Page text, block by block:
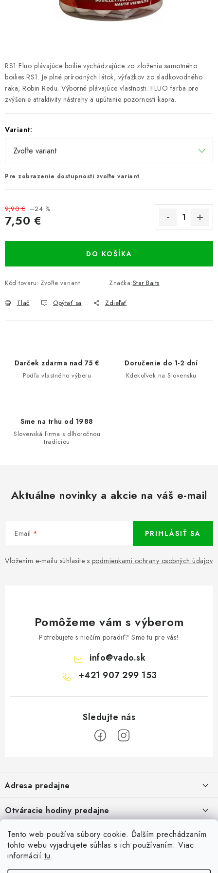
Tento web používa súbory cookie. Ďalším prechádzaním
tohto webu vyjadrujete súhlas s ich používaním. Viac
informácií tu.
NAVIJAKY
PRÚTY
KONTAKTY
ZNAČKY
Navštívte našu predajňu vo Dvoroch nad Žitavou »
RS1 Fluo plávajúce boilie vychádzajúce zo zloženia samotného
boilies RS1. Je plné prírodných látok, výťažkov zo sladkovodného
raka, Robin Redu. Výborné plávajúce vlastnosti. FLUO farba pre
zvýšenie atraktivity nástrahy a upútanie pozornosti kapra.
Variant:
Pre zobrazenie dostupnosti zvoľte variant
9,90 € –24 %
7,50 €
DO KOŠÍKA
Kód tovaru: Zvoľte variant Značka:Star Baits
Tlač Opýtať sa Zdieľať
Darček zdarma nad 75 €
Podľa vlastného výberu
Doručenie do 1-2 dní
Kdekoľvek na Slovensku
Sme na trhu od 1988
Slovenská firma s dlhoročnou
tradíciou
Aktuálne novinky a akcie na váš e-mail
Email
Vložením e-mailu súhlasíte s podmienkami ochrany osobných údajov
PRIHLÁSIŤ SA
Pomôžeme vám s výberom
Potrebujete s niečím poradiť? Sme tu pre vás!
info@vado.sk
+421 907 299 153
p
ä
t
Adresa predajne
Pekárska 4, 941 31 Dvory nad Žitavou
Pozrite si Google mapu
Pozrieť detail mapy »
Otváracie hodiny predajne
Sobota, Nedeľa: Zatvorené
Informácie pre Vás
Napíšte nám
Obchodné podmienky
Facebook